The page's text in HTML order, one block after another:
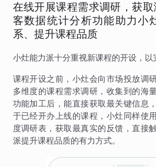
在线开展课程需求调研，获
客数据统计分析功能助力小
系、提升课程品质
小灶能力派十分重视新课程的开设，以
课程开设之前，小灶会向市场投放调
多维度的课程需求调研，收集到的海
功能加工后，能直接获取最关键信息
于已经开办上线的课程，小灶同样使
度调研表，获取最真实的反馈，直接
派提升课程品质的有力方式。